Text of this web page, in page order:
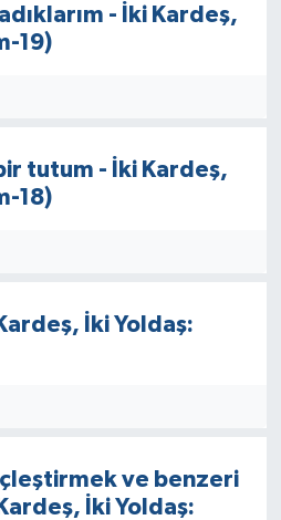
- İki Kardeş,
19)
tutum - İki Kardeş,
18)
İki Yoldaş:
ve benzeri
İki Yoldaş: